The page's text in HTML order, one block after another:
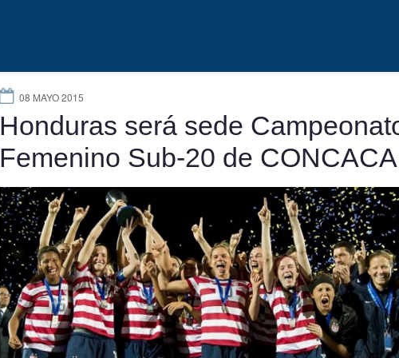
08 MAYO 2015
Honduras será sede
Femenino Sub-20 de